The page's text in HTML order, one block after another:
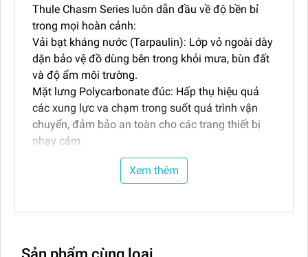
Thule Chasm Series luôn dẫn đầu về độ bền bỉ
trong mọi hoàn cảnh:
Vải bạt kháng nước (Tarpaulin): Lớp vỏ ngoài dày
dặn bảo vệ đồ dùng bên trong khỏi mưa, bùn đất
và độ ẩm môi trường.
Mặt lưng Polycarbonate đúc: Hấp thụ hiệu quả
các xung lực va chạm trong suốt quá trình vận
chuyển, đảm bảo an toàn cho các trang thiết bị
nhạy cảm.
Vật liệu tái chế 100%: Từ vải lót, vải chính đến hệ
thống dây đai đều được làm từ vật liệu tái chế
Xem thêm